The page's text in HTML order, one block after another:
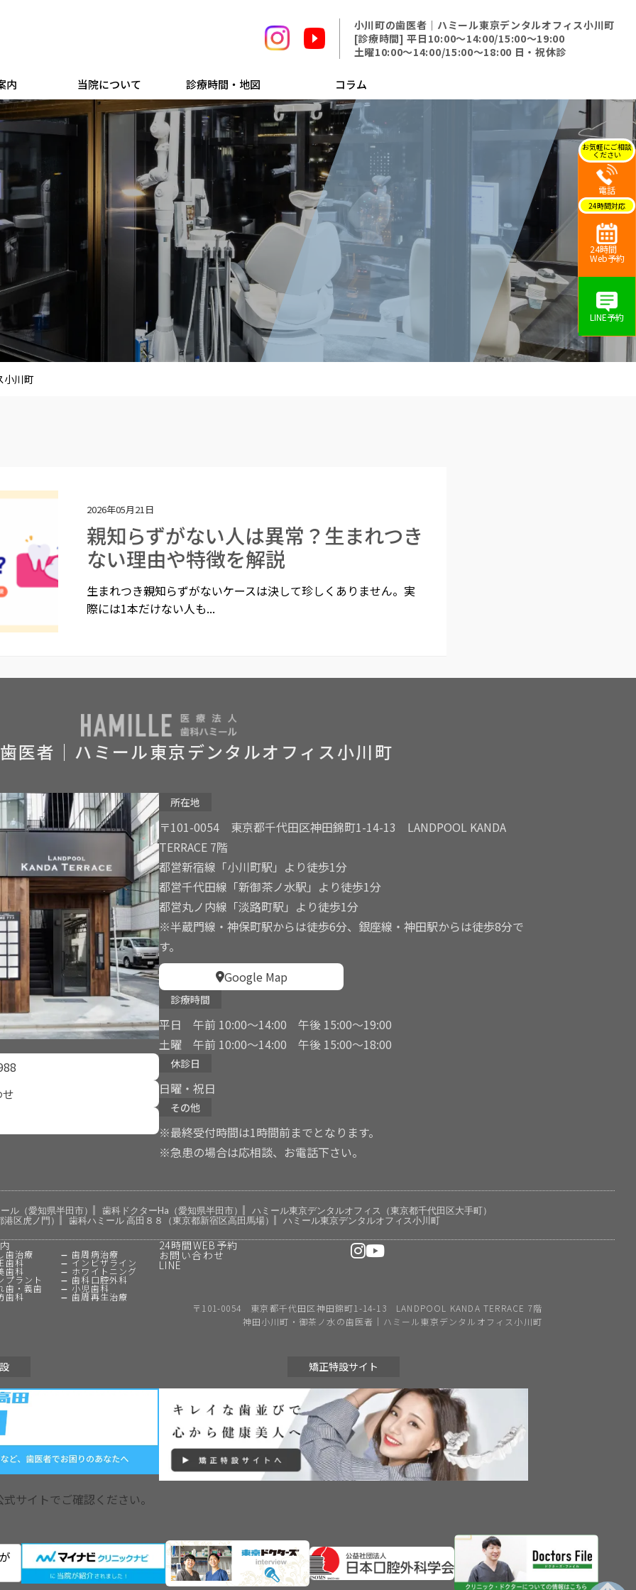
小川町の歯医者｜ハミール東京デンタルオフィス小川町
[診療時間] 平日10:00～14:00/15:00～19:00
土曜10:00〜14:00/15:00〜18:00 日・祝休診
内 当院について 診療時間・地図 コラム
電話
24時間
Web予約
LINE予約
小川町
2026年05月21日
親知らずがない人は異常？生まれつき
ない理由や特徴を解説
生まれつき親知らずがないケースは決して珍しくありません。実
際には1本だけない人も...
医者｜ハミール東京デンタルオフィス小川町
所在地
〒101-0054 東京都千代田区神田錦町1-14-13 LANDPOOL KANDA
TERRACE 7階
都営新宿線「小川町駅」より徒歩1分
都営千代田線「新御茶ノ水駅」より徒歩1分
都営丸ノ内線「淡路町駅」より徒歩1分
※半蔵門線・神保町駅からは徒歩6分、銀座線・神田駅からは徒歩8分で
す。
Google Map
診療時間
平日 午前 10:00〜14:00 午後 15:00〜19:00
土曜 午前 10:00〜14:00 午後 15:00〜18:00
休診日
日曜・祝日
その他
※最終受付時間は1時間前までとなります。
※急患の場合は応相談、お電話下さい。
ル（愛知県半田市） 歯科ドクターHa（愛知県半田市）
ハミール東京デンタルオフィス（東京都千代田区大手町）
区虎ノ門）
歯科ハミール 高田８８（東京都新宿区高田馬場） ハミール東京デンタルオフィス小川町
歯治療 歯周病治療
歯科 インビザライン
歯科 ホワイトニング
プラント 歯科口腔外科
歯・義歯 小児歯科
歯科 歯周再生治療
24時間WEB予約
お問い合わせ
LINE
〒101-0054 東京都千代田区神田錦町1-14-13 LANDPOOL KANDA TERRACE 7階
神田小川町・御茶ノ水の歯医者｜ハミール東京デンタルオフィス小川町
サイトでご確認ください。
矯正特設サイト